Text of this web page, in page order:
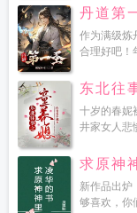
丹道第
作为满级炼
合理好吧！
东北往
十岁的春妮
井家女人悲
求原神
新作品出炉
够喜欢，你